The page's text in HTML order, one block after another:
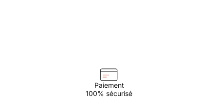
Paiement
100% sécurisé